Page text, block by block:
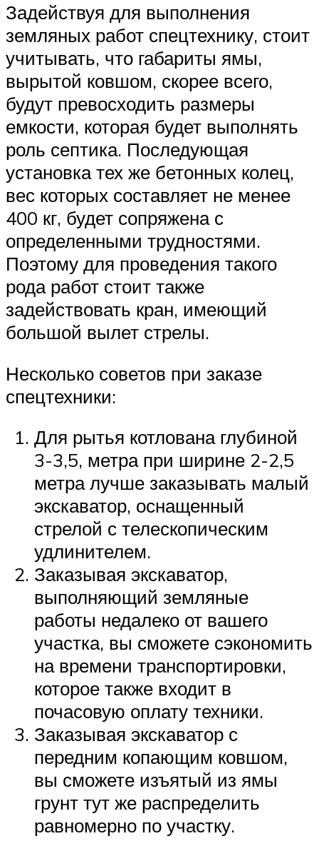
Задействуя для выполнения
земляных работ спецтехнику, стоит
учитывать, что габариты ямы,
вырытой ковшом, скорее всего,
будут превосходить размеры
емкости, которая будет выполнять
роль септика. Последующая
установка тех же бетонных колец,
вес которых составляет не менее
400 кг, будет сопряжена с
определенными трудностями.
Поэтому для проведения такого
рода работ стоит также
задействовать кран, имеющий
большой вылет стрелы.
Несколько советов при заказе
спецтехники:
Для рытья котлована глубиной
3-3,5, метра при ширине 2-2,5
метра лучше заказывать малый
экскаватор, оснащенный
стрелой с телескопическим
удлинителем.
Заказывая экскаватор,
выполняющий земляные
работы недалеко от вашего
участка, вы сможете сэкономить
на времени транспортировки,
которое также входит в
почасовую оплату техники.
Заказывая экскаватор с
передним копающим ковшом,
вы сможете изъятый из ямы
грунт тут же распределить
равномерно по участку.